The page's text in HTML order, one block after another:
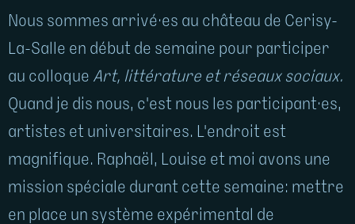
Nous sommes arrivé·es au château de Cerisy-
La-Salle en début de semaine pour participer
au colloque Art, littérature et réseaux sociaux.
Quand je dis nous, c'est nous les participant·es,
artistes et universitaires. L'endroit est
magnifique. Raphaël, Louise et moi avons une
mission spéciale durant cette semaine: mettre
en place un système expérimental de